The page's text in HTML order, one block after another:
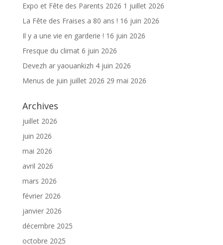
Expo et Fête des Parents 2026 1 juillet 2026
La Fête des Fraises a 80 ans ! 16 juin 2026
Il y a une vie en garderie ! 16 juin 2026
Fresque du climat 6 juin 2026
Devezh ar yaouankizh 4 juin 2026
Menus de juin juillet 2026 29 mai 2026
Archives
juillet 2026
juin 2026
mai 2026
avril 2026
mars 2026
février 2026
janvier 2026
décembre 2025
octobre 2025